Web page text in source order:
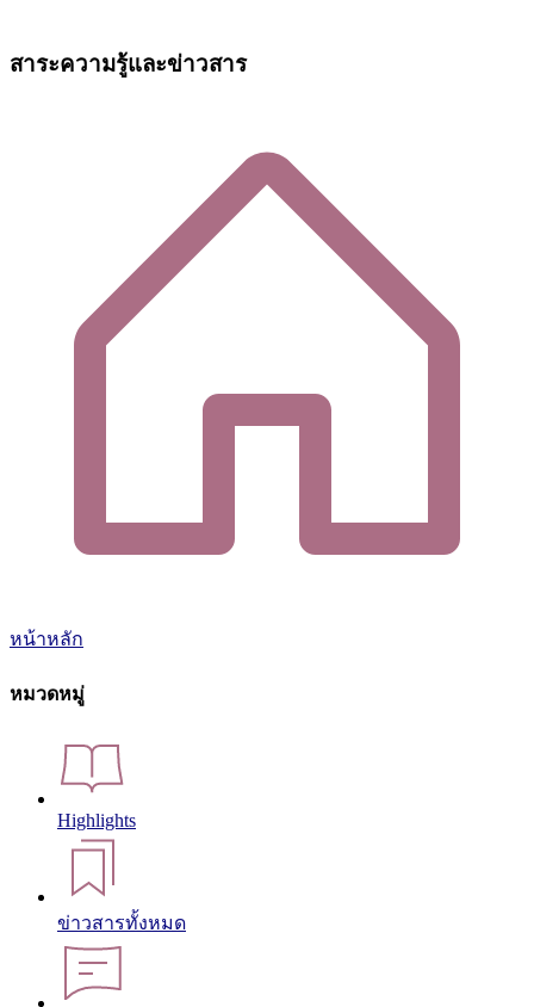
สาระความรู้และข่าวสาร
หน้าหลัก
หมวดหมู่
Highlights
ข่าวสารทั้งหมด